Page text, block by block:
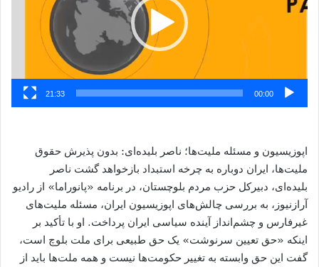
00:00
21:33
اپوزیسیون و مسئله ملیت‌ها؛ ناصر بلیده‌ای: بدون پذیرش حقوق
ملیت‌ها، ایران دوباره به چرخه استبداد بازخواهد گشت ناصر
بلیده‌ای، دبیرکل حزب مردم بلوچستان، در برنامه «پانوراما» از رادیو
آرازنیوز، به بررسی چالش‌های اپوزیسیون ایران، مسئله ملیت‌های
غیرفارس و چشم‌انداز آینده سیاسی ایران پرداخت. او با تأکید بر
اینکه «حق تعیین سرنوشت» یک حق طبیعی برای ملت بلوچ است،
گفت این حق وابسته به تغییر حکومت‌ها نیست و همه ملت‌ها باید از